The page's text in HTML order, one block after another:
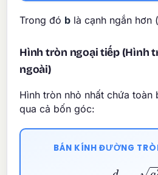
Trong đó b là cạnh ngắn hơn
Hình tròn ngoại tiếp (Hình
ngoài)
Hình tròn nhỏ nhất chứa toàn
qua cả bốn góc:
BÁN KÍNH ĐƯỜNG
d2 +